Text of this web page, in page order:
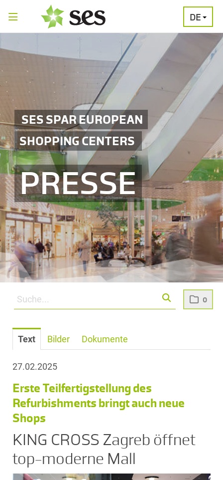
0
DE
SES SPAR EUROPEAN
SHOPPING CENTERS
PRESSE
PRESSEAUSSENDUNGEN
Text Bilder Dokumente
27.02.2025
Erste Teilfertigstellung des
Refurbishments bringt auch neue
Shops
KING CROSS Zagreb öffnet
top-moderne Mall